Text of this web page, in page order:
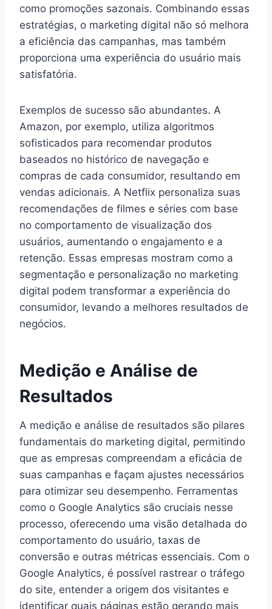
como promoções sazonais. Combinando essas
estratégias, o marketing digital não só melhora
a eficiência das campanhas, mas também
proporciona uma experiência do usuário mais
satisfatória.
Exemplos de sucesso são abundantes. A
Amazon, por exemplo, utiliza algoritmos
sofisticados para recomendar produtos
baseados no histórico de navegação e
compras de cada consumidor, resultando em
vendas adicionais. A Netflix personaliza suas
recomendações de filmes e séries com base
no comportamento de visualização dos
usuários, aumentando o engajamento e a
retenção. Essas empresas mostram como a
segmentação e personalização no marketing
digital podem transformar a experiência do
consumidor, levando a melhores resultados de
negócios.
Medição e Análise de
Resultados
A medição e análise de resultados são pilares
fundamentais do marketing digital, permitindo
que as empresas compreendam a eficácia de
suas campanhas e façam ajustes necessários
para otimizar seu desempenho. Ferramentas
como o Google Analytics são cruciais nesse
processo, oferecendo uma visão detalhada do
comportamento do usuário, taxas de
conversão e outras métricas essenciais. Com o
Google Analytics, é possível rastrear o tráfego
do site, entender a origem dos visitantes e
identificar quais páginas estão gerando mais